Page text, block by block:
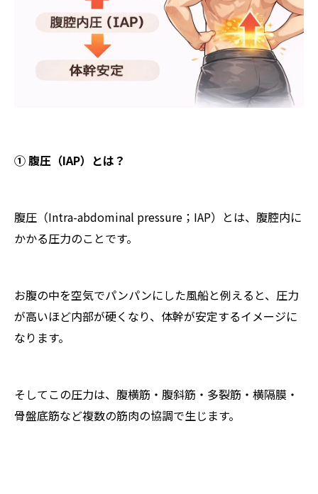
① 腹圧（IAP）とは？
腹圧（Intra-abdominal pressure；IAP）とは、腹腔内に
かかる圧力のことです。
お腹の中を空気でパンパンにした風船と例えると、圧力
が高いほど内部が硬くなり、体幹が安定するイメージに
なります。
そしてこの圧力は、腹横筋・腹斜筋・多裂筋・横隔膜・
骨盤底筋など複数の筋肉の協調で生じます。